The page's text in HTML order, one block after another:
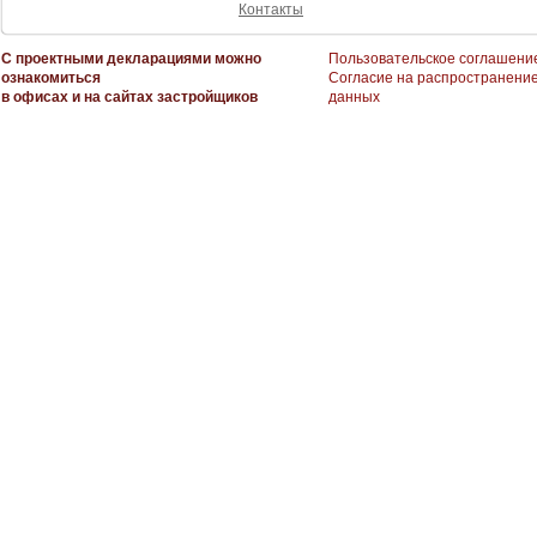
Контакты
С проектными декларациями можно
ознакомиться
в офисах и на сайтах застройщиков
Пользовательское
Согласие на
данных